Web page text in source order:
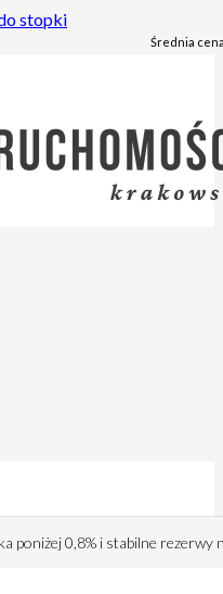
stopki
Średnia
poniżej 0,8% i stabilne rezerwy